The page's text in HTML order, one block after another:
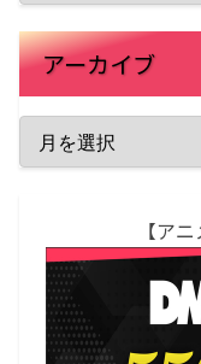
アーカイブ
【ア